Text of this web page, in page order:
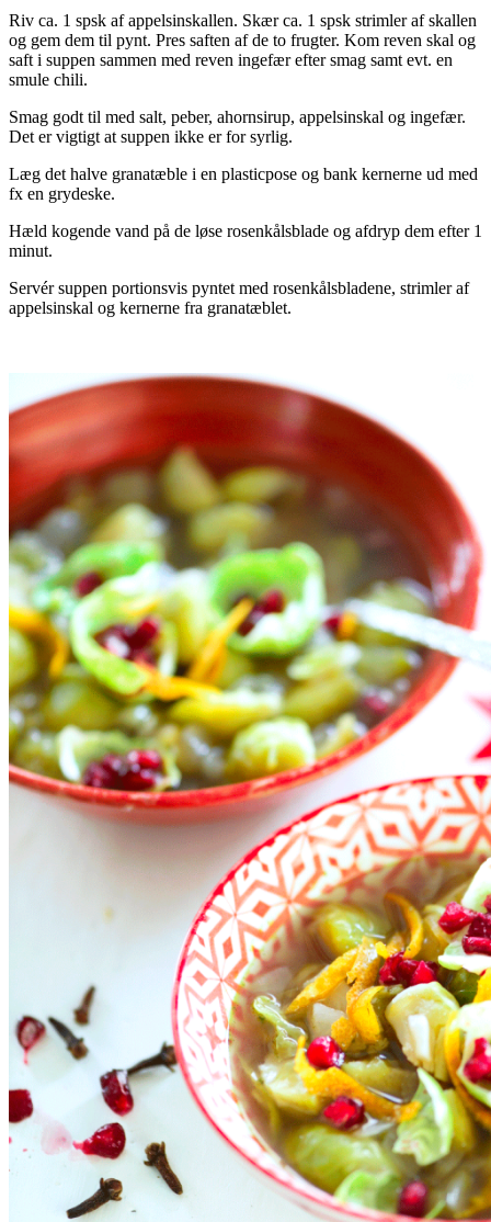
Riv ca. 1 spsk af appelsinskallen. Skær ca. 1 spsk strimler af skallen
og gem dem til pynt. Pres saften af de to frugter. Kom reven skal og
saft i suppen sammen med reven ingefær efter smag samt evt. en
smule chili.
Smag godt til med salt, peber, ahornsirup, appelsinskal og ingefær.
Det er vigtigt at suppen ikke er for syrlig.
Læg det halve granatæble i en plasticpose og bank kernerne ud med
fx en grydeske.
Hæld kogende vand på de løse rosenkålsblade og afdryp dem efter 1
minut.
Servér suppen portionsvis pyntet med rosenkålsbladene, strimler af
appelsinskal og kernerne fra granatæblet.